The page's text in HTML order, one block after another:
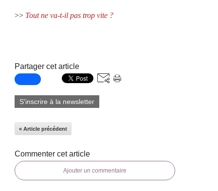
>> Tout ne va-t-il pas trop vite ?
Partager cet article
S'inscrire à la newsletter
« Article précédent
Commenter cet article
Ajouter un commentaire